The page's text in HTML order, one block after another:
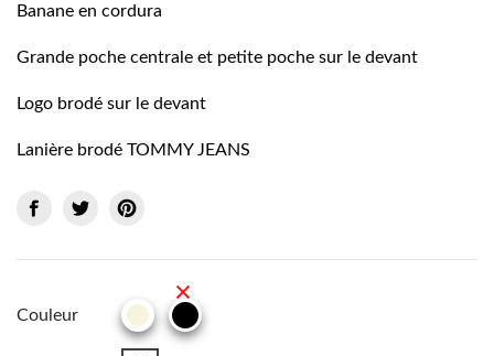
Banane en cordura
Grande poche centrale et petite poche sur le devant
Logo brodé sur le devant
Lanière brodé TOMMY JEANS
Couleur BEIGE NOIR